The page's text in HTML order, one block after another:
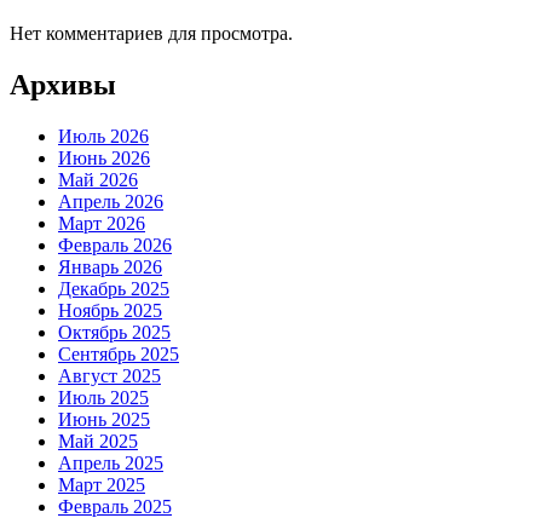
Нет комментариев для просмотра.
Архивы
Июль 2026
Июнь 2026
Май 2026
Апрель 2026
Март 2026
Февраль 2026
Январь 2026
Декабрь 2025
Ноябрь 2025
Октябрь 2025
Сентябрь 2025
Август 2025
Июль 2025
Июнь 2025
Май 2025
Апрель 2025
Март 2025
Февраль 2025